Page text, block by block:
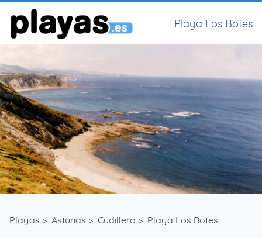
Playa Los Botes
Playas > Asturias > Cudillero > Playa Los Botes